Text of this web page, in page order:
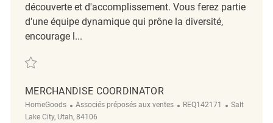
découverte et d'accomplissement. Vous ferez partie
d'une équipe dynamique qui prône la diversité,
encourage l...
Sauvegarder Merchandise Associate REQ121373
MERCHANDISE COORDINATOR
HomeGoods Catégorie
Associés préposés aux ventes ReqId
REQ142171
Salt
Lake City, Utah, 84106